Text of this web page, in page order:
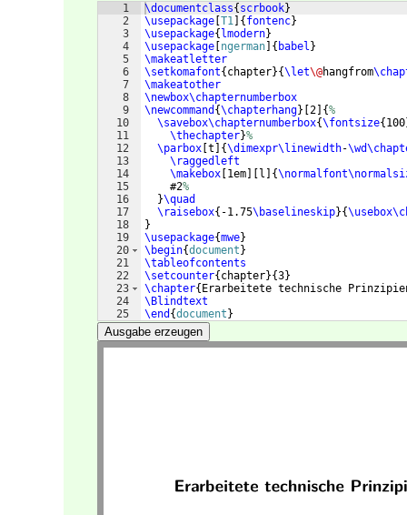
1
2
3
4
5
6
7
8
9
10
11
12
13
14
15
16
17
18
19
20
21
22
23
24
25
\documentclass{scrbook}
\usepackage [T1 ] {fontenc}
\usepackage{lmodern}
\usepackage [ngerman] { babel }
\makeatletter
\setkomafont{chapter}{\let\@hangfrom
\makeatother
\newbox\chapternumberbox
\newcommand {\chapterhang} [2] {%
\savebox\chapternumberbox{\fontsize{100
\thechapter}%
\parbox [t ] {\dimexpr\linewidth-
\raggedleft
\makebox [1em] [l ] {
    #2
%
}\quad
\raisebox{ -1.75\baselineskip}{
}
\usepackage{mwe}
\begin{document}
\tableofcontents
\setcounter{chapter}{3}
\chapter{Erarbeitete technische
\Blindtext
\end {document}
Ausgabe erzeugen